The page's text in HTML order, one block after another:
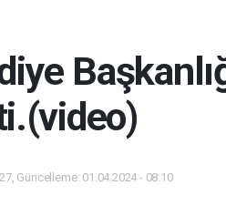
Güncelleme: 01.04.2024 - 08:10